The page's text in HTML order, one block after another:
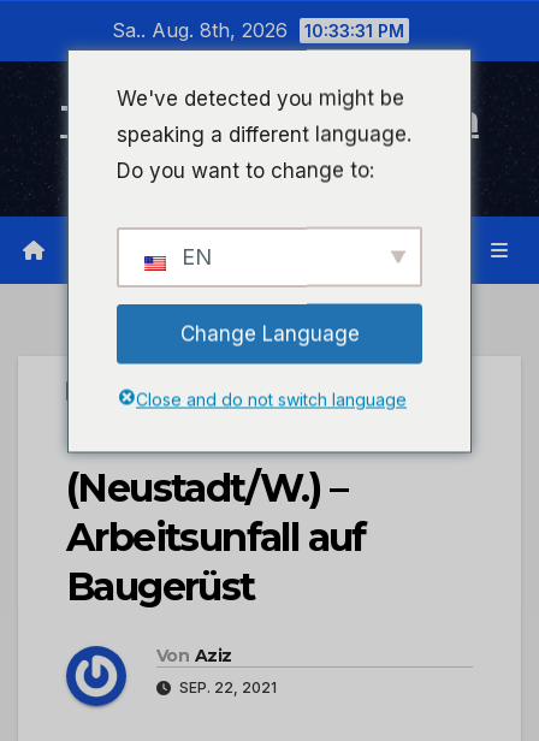
wechseln
Sa.. Aug. 8th, 2026 10:33:31 PM
Timeline Bad Kreuznach
Infonetzwerk für Bad Kreuznach
UNCATEGORIZED
POL-PDNW:
(Neustadt/W.) –
Arbeitsunfall auf
Baugerüst
Von Aziz
SEP. 22, 2021
We've detected you might be
speaking a different language.
Do you want to change to:
EN
Change Language
Close and do not switch language